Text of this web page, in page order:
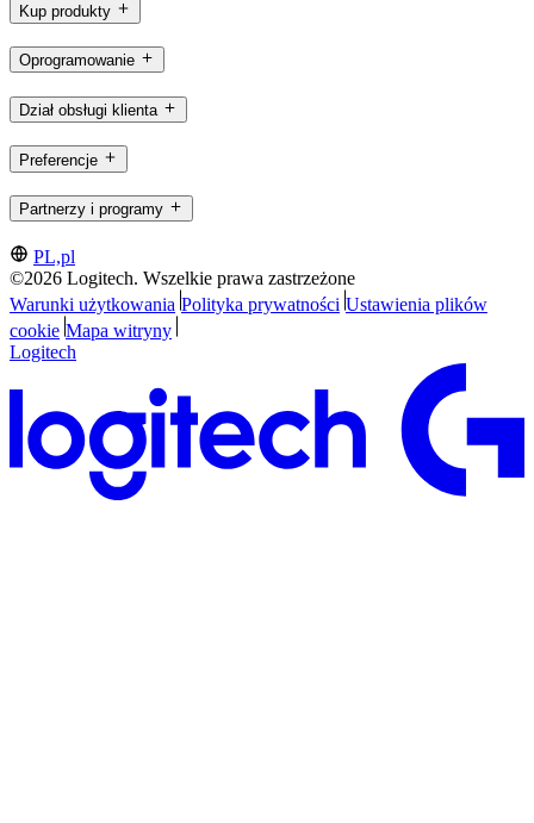
Kup produkty
Oprogramowanie
Dział obsługi klienta
Preferencje
Partnerzy i programy
PL,pl
©2026 Logitech. Wszelkie prawa zastrzeżone
Warunki użytkowania Polityka prywatności Ustawienia plików
cookie Mapa witryny
Logitech